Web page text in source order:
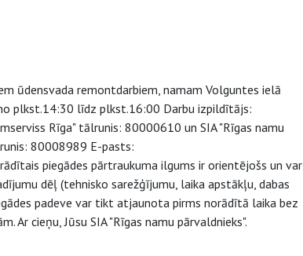
ūdensvada remontdarbiem, namam Volguntes ielā
plkst.14:30 līdz plkst.16:00 Darbu izpildītājs:
Rīga" tālrunis: 80000610 un SIA "Rīgas namu
80008989 E-pasts:
piegādes pārtraukuma ilgums ir orientējošs un var
dēļ (tehnisko sarežģījumu, laika apstākļu, dabas
padeve var tikt atjaunota pirms norādītā laika bez
Ar cieņu, Jūsu SIA "Rīgas namu pārvaldnieks".